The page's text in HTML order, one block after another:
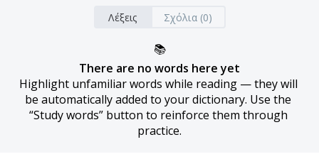
Λέξεις Σχόλια (0)
📚
There are no words here yet
Highlight unfamiliar words while reading — they will
be automatically added to your dictionary. Use the
“Study words” button to reinforce them through
practice.